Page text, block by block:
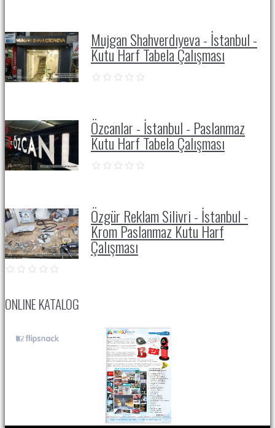
Mujgan Shahverdıyeva - İstanbul -
Kutu Harf Tabela Çalışması
Özcanlar - İstanbul - Paslanmaz
Kutu Harf Tabela Çalışması
Özgür Reklam Silivri - İstanbul -
Krom Paslanmaz Kutu Harf
Çalışması
ONLINE KATALOG